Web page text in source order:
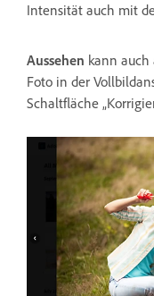
Intensität auch mit
Aussehen kann
Foto in der
Schaltfläche